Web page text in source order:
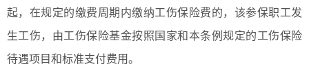
起，在规定的缴费周期内缴纳工伤保险费的，该参保职工发
生工伤，由工伤保险基金按照国家和本条例规定的工伤保险
待遇项目和标准支付费用。